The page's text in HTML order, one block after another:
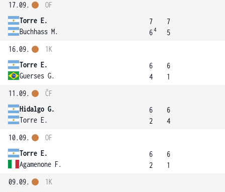
17.09.
Torre E.
Buchhass M.
OF
7
64
7
5
16.09.
Torre E.
Guerses G.
1K
6
4
6
1
11.09.
Hidalgo G.
Torre E.
ČF
6
2
6
4
10.09.
Torre E.
Agamenone F.
OF
6
2
6
1
09.09.
1K